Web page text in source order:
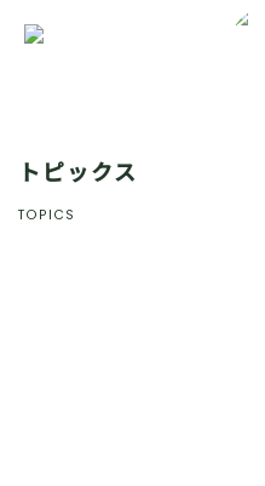
トピックス
TOPICS